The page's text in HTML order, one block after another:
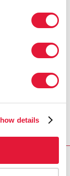
details
ce que
éventail